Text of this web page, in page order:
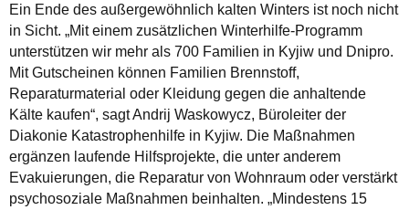
Ein Ende des außergewöhnlich kalten Winters ist noch nicht
in Sicht. „Mit einem zusätzlichen Winterhilfe-Programm
unterstützen wir mehr als 700 Familien in Kyjiw und Dnipro.
Mit Gutscheinen können Familien Brennstoff,
Reparaturmaterial oder Kleidung gegen die anhaltende
Kälte kaufen“, sagt Andrij Waskowycz, Büroleiter der
Diakonie Katastrophenhilfe in Kyjiw. Die Maßnahmen
ergänzen laufende Hilfsprojekte, die unter anderem
Evakuierungen, die Reparatur von Wohnraum oder verstärkt
psychosoziale Maßnahmen beinhalten. „Mindestens 15